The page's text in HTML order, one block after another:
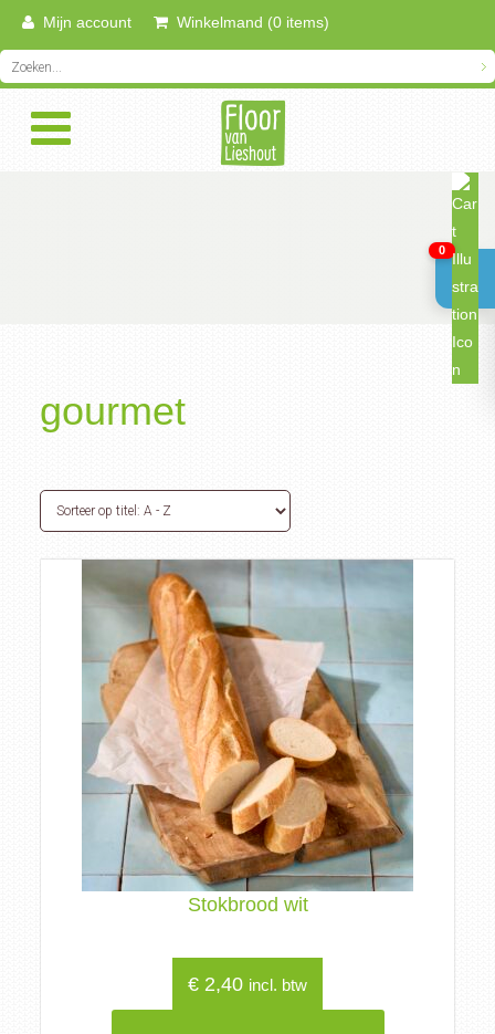
Mijn account Winkelmand (0 items)
gourmet
Stokbrood wit
€ 2,40 incl. btw
0